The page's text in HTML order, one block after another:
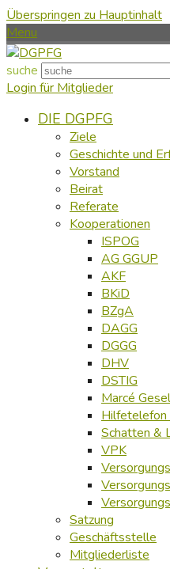
Überspringen zu Hauptinhalt
Menu
suche
Login für Mitglieder
DIE DGPFG
Ziele
Geschichte und
Vorstand
Beirat
Referate
Kooperationen
ISPOG
AG GGUP
AKF
BKiD
BZgA
DAGG
DGGG
DHV
DSTIG
Marcé
Hilfetelefon
Schatten &
VPK
Satzung
Geschäftsstelle
Mitgliederliste